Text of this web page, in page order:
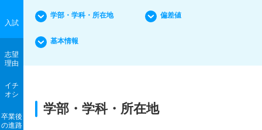
入試
志望
理由
イチ
オシ
卒業後
の進路
学部・学科・所在地 偏差値
基本情報
学部・学科・所在地